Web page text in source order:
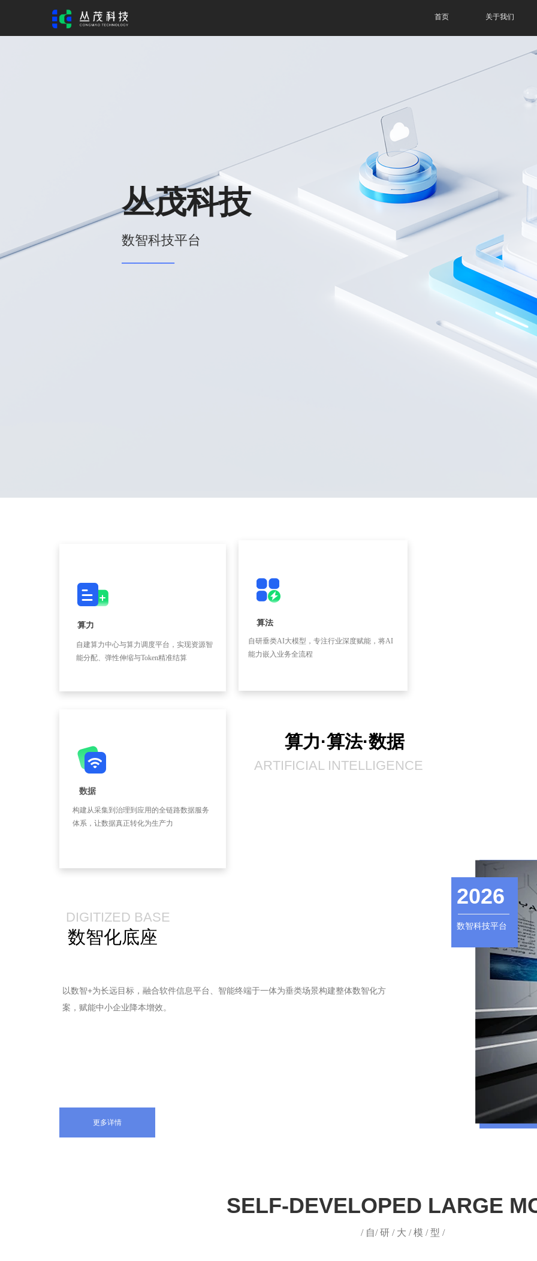
首页 关于我们
SELF-DEVELOPED LARGE
/ 自/ 研 / 大 / 模 / 型 /
算力
自建算力中心与算力调度平台，实现资源智
能分配、弹性伸缩与Token精准结算
数据
构建从采集到治理到应用的全链路数据服务
体系，让数据真正转化为生产力
算法
自研垂类AI大模型，专注行业深度赋能，将AI
能力嵌入业务全流程
丛茂科技
数智科技平台
————
数智科技平台
2026
数智化底座
DIGITIZED BASE
以数智+为长远目标，融合软件信息平台、智能终端于一体为垂类场景构建整体数智化方
案，赋能中小企业降本增效。
更多详情
算力·算法·数据
ARTIFICIAL INTELLIGENCE